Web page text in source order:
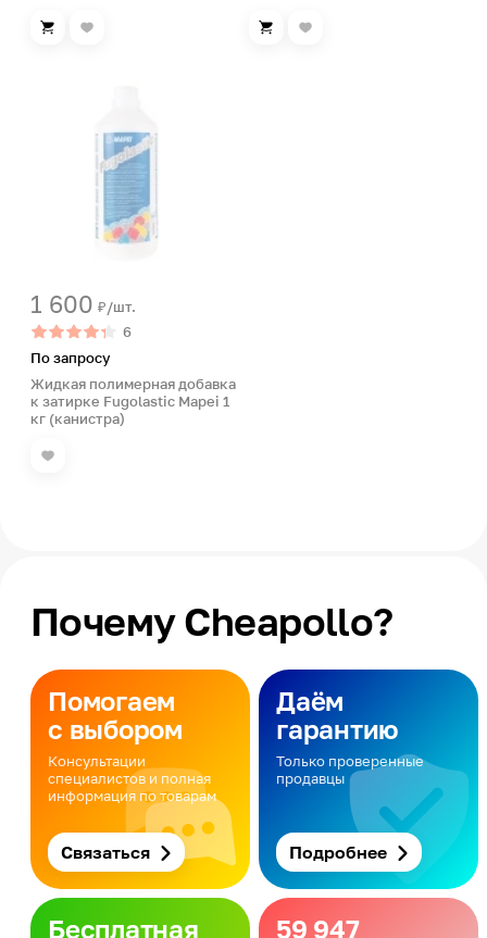
1 600 ₽/шт.
6
По запросу
Жидкая полимерная добавка
к затирке Fugolastic Mapei 1
кг (канистра)
Почему Cheapollo?
Помогаем
с выбором
Консультации
специалистов и полная
информация по товарам
Связаться
Даём
гарантию
Только проверенные
продавцы
Подробнее
Бесплатная 59 947